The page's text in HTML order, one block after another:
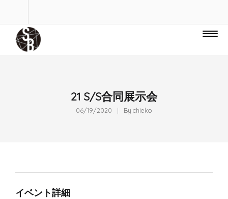
21 S/S合同展示会
06/19/2020 By chieko
イベント詳細